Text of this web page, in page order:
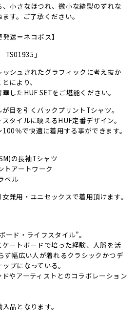
小さなほつれ、微小な縫製のずれな
す。ご了承ください。
送＝ネコポス】
TS01935」
シュされたグラフィックに考え抜か
により、
したHUF SETをご堪能ください。
目を引くバックプリントTシャツ。
タイルに映えるHUF定番デザイン。
％で快適に着用する事ができます。
の長袖Tシャツ
トアートワーク
ベル
兼用・ユニセックスで着用頂けます。
ード・ライフスタイル”。
ートボードで培った経験、人脈を活
ず幅広い人が着れるクラシックかつデ
プになっている。
やアーティストとのコラボレーション
品となります。